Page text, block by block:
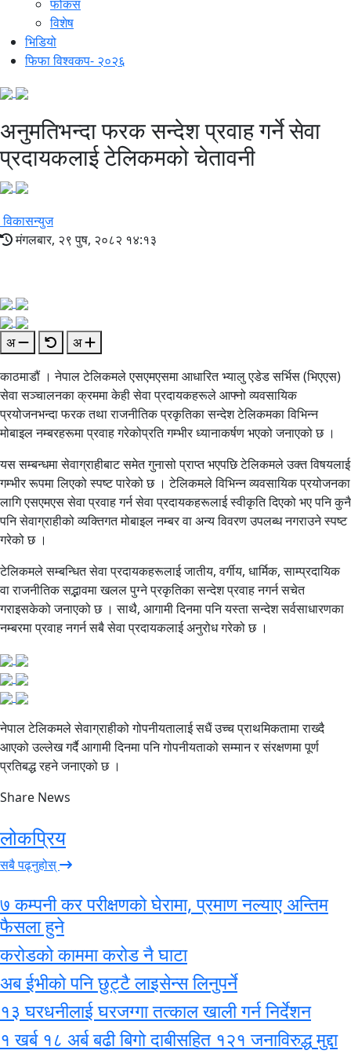
फोकस
विशेष
भिडियो
फिफा विश्वकप- २०२६
अनुमतिभन्दा फरक सन्देश प्रवाह गर्ने सेवा
प्रदायकलाई टेलिकमको चेतावनी
विकासन्युज
मंगलबार, २९ पुष, २०८२ १४:१३
अ
अ
काठमाडौं । नेपाल टेलिकमले एसएमएसमा आधारित भ्यालु एडेड सर्भिस (भिएएस)
सेवा सञ्चालनका क्रममा केही सेवा प्रदायकहरूले आफ्नो व्यवसायिक
प्रयोजनभन्दा फरक तथा राजनीतिक प्रकृतिका सन्देश टेलिकमका विभिन्न
मोबाइल नम्बरहरूमा प्रवाह गरेकोप्रति गम्भीर ध्यानाकर्षण भएको जनाएको छ ।
यस सम्बन्धमा सेवाग्राहीबाट समेत गुनासो प्राप्त भएपछि टेलिकमले उक्त विषयलाई
गम्भीर रूपमा लिएको स्पष्ट पारेको छ । टेलिकमले विभिन्न व्यवसायिक प्रयोजनका
लागि एसएमएस सेवा प्रवाह गर्न सेवा प्रदायकहरूलाई स्वीकृति दिएको भए पनि कुनै
पनि सेवाग्राहीको व्यक्तिगत मोबाइल नम्बर वा अन्य विवरण उपलब्ध नगराउने स्पष्ट
गरेको छ ।
टेलिकमले सम्बन्धित सेवा प्रदायकहरूलाई जातीय, वर्गीय, धार्मिक, साम्प्रदायिक
वा राजनीतिक सद्भावमा खलल पुग्ने प्रकृतिका सन्देश प्रवाह नगर्न सचेत
गराइसकेको जनाएको छ । साथै, आगामी दिनमा पनि यस्ता सन्देश सर्वसाधारणका
नम्बरमा प्रवाह नगर्न सबै सेवा प्रदायकलाई अनुरोध गरेको छ ।
नेपाल टेलिकमले सेवाग्राहीको गोपनीयतालाई सधैं उच्च प्राथमिकतामा राख्दै
आएको उल्लेख गर्दै आगामी दिनमा पनि गोपनीयताको सम्मान र संरक्षणमा पूर्ण
प्रतिबद्ध रहने जनाएको छ ।
Share News
लोकप्रिय
सबै पढ्नुहोस्
७ कम्पनी कर परीक्षणको घेरामा, प्रमाण नल्याए अन्तिम
फैसला हुने
करोडको काममा करोड नै घाटा
अब ईभीको पनि छुट्टै लाइसेन्स लिनुपर्ने
१३ घरधनीलाई घरजग्गा तत्काल खाली गर्न निर्देशन
१ खर्ब १८ अर्ब बढी बिगो दाबीसहित १२१ जनाविरुद्ध मुद्दा